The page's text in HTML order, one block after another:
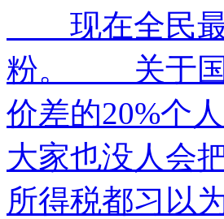
现在全民最
粉。 关于国
价差的20%个
大家也没人
所得税都习以